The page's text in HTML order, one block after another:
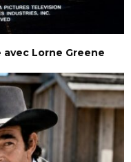
avec Lorne Greene